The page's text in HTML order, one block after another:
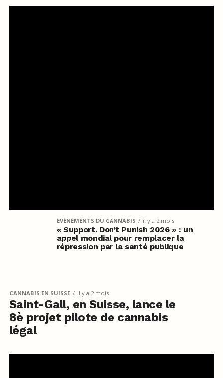
EVÉNÉMENTS DU CANNABIS il y a 2 mois
« Support. Don’t Punish 2026 » : un
appel mondial pour remplacer la
répression par la santé publique
CANNABIS EN SUISSE il y a 2 mois
Saint-Gall, en Suisse, lance le
8è projet pilote de cannabis
légal